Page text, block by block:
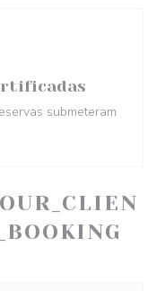
submeteram